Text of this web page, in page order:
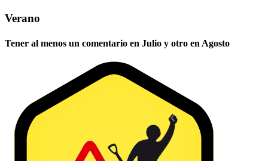
Verano
Tener al menos un comentario en Julio y otro en Agosto